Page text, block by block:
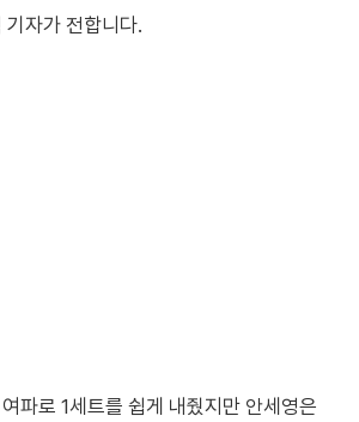
기자가 전합니다.
파로 1세트를 쉽게 내줬지만 안세영은